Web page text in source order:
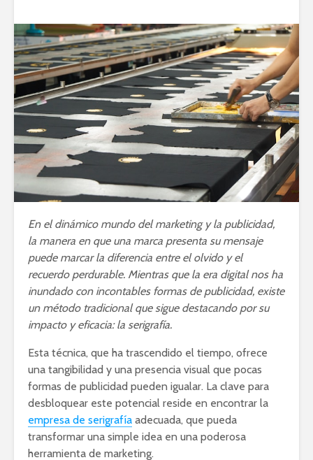
En el dinámico mundo del marketing y la publicidad,
la manera en que una marca presenta su mensaje
puede marcar la diferencia entre el olvido y el
recuerdo perdurable. Mientras que la era digital nos ha
inundado con incontables formas de publicidad, existe
un método tradicional que sigue destacando por su
impacto y eficacia: la serigrafía.
Esta técnica, que ha trascendido el tiempo, ofrece
una tangibilidad y una presencia visual que pocas
formas de publicidad pueden igualar. La clave para
desbloquear este potencial reside en encontrar la
empresa de serigrafía adecuada, que pueda
transformar una simple idea en una poderosa
herramienta de marketing.